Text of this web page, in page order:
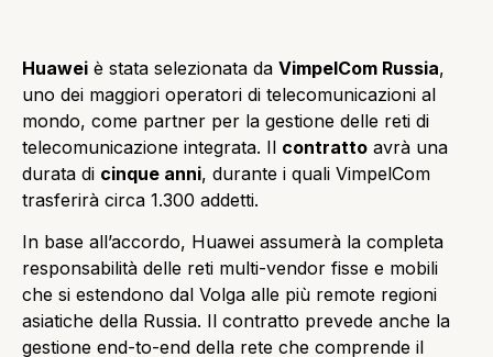
Huawei è stata selezionata da VimpelCom Russia,
uno dei maggiori operatori di telecomunicazioni al
mondo, come partner per la gestione delle reti di
telecomunicazione integrata. Il contratto avrà una
durata di cinque anni, durante i quali VimpelCom
trasferirà circa 1.300 addetti.
In base all’accordo, Huawei assumerà la completa
responsabilità delle reti multi-vendor fisse e mobili
che si estendono dal Volga alle più remote regioni
asiatiche della Russia. Il contratto prevede anche la
gestione end-to-end della rete che comprende il